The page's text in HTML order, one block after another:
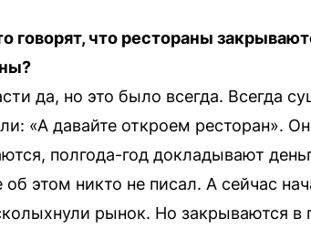
говорят, что рестораны
да, но это было всегда. Всегда
«А давайте откроем ресторан».
полгода-год докладывают
об этом никто не писал. А сейчас
рынок. Но закрываются в